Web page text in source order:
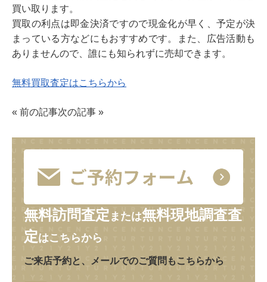
買い取ります。
買取の利点は即金決済ですので現金化が早く、予定が決
まっている方などにもおすすめです。また、広告活動も
ありませんので、誰にも知られずに売却できます。
無料買取査定はこちらから
« 前の記事次の記事 »
無料訪問査定 または無料現地調査査
定はこちらから
ご来店予約と、メールでのご質問もこちらから